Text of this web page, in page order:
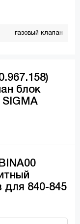
газовый клапан
блок
для 840-845